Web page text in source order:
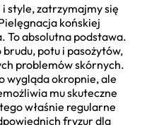
style, zatrzymajmy się
końskiej
To absolutna podstawa.
potu i pasożytów,
problemów skórnych.
wygląda okropnie, ale
mu skuteczne
właśnie regularne
fryzur dla